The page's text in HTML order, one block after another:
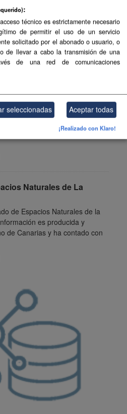
de Espacios Naturales de la
información es producida y
de Canarias y ha contado con
Naturales de El Hierro
de Espacios Naturales de la
es producida y
de Canarias y ha contado con
Naturales de La
de Espacios Naturales de la
es producida y
de Canarias y ha contado con
técnico es estrictamente necesario
de permitir el uso de un servicio
solicitado por el abonado o usuario, o
de llevar a cabo la transmisión de una
de una red de comunicaciones
seleccionadas Aceptar todas
¡Realizado con Klaro!